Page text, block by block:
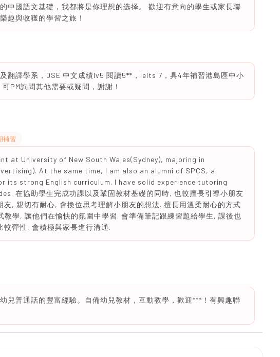
中國語文基礎，我都將是你理想的选择。 歡迎有意向的學生或家長聯
趣與收獲的學習之旅！
翻譯學系，DSE 中文成績lv5 閱讀5**，ielts 7，具4年補習港島區中小
PM詢問其他需要或疑問，謝謝！
補習
at University of New South Wales(Sydney), majoring in
At the same time, I am also an alumni of SPCS, a
its strong English curriculum. I have solid experience tutoring
在協助學生完成功課以及鞏固教材基礎的同時, 也較擅長引導小朋友
友, 親切有耐心, 會換位思考理解小朋友的想法. 擅長用溫柔耐心的方式
教學, 讓他們在愉快的氛圍中學習. 會準備筆記跟練習題給學生, 課後也
彈性, 會積極與家長進行溝通.
兒普通話的豐富經驗。自備幼兒教材，互動教學，歡迎***！有興趣聯